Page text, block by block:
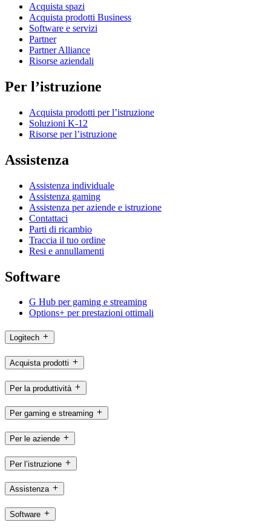
Acquista spazi
Acquista prodotti Business
Software e servizi
Partner
Partner Alliance
Risorse aziendali
Per l’istruzione
Acquista prodotti per l’istruzione
Soluzioni K-12
Risorse per l’istruzione
Assistenza
Assistenza individuale
Assistenza gaming
Assistenza per aziende e istruzione
Contattaci
Parti di ricambio
Traccia il tuo ordine
Resi e annullamenti
Software
G Hub per gaming e streaming
Options+ per prestazioni ottimali
Logitech
Acquista prodotti
Per la produttività
Per gaming e streaming
Per le aziende
Per l’istruzione
Assistenza
Software